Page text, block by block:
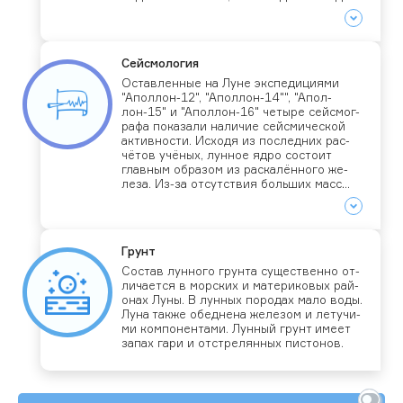
Сей­смо­логия
Ос­тавлен­ные на Лу­не эк­спе­дици­ями
"Апол­лон-12", "Апол­лон-14"", "Апол­
лон-15" и "Апол­лон-16" че­тыре сей­смог­
ра­фа по­каза­ли на­личие сей­сми­чес­кой
ак­тивнос­ти. Ис­хо­дя из пос­ледних рас­
чё­тов учё­ных, лун­ное яд­ро сос­то­ит
глав­ным об­ра­зом из рас­ка­лён­но­го же­
леза. Из-за от­сутс­твия боль­ших масс
Грунт
Сос­тав лун­но­го грун­та су­щес­твен­но от­
ли­ча­ет­ся в мор­ских и ма­тери­ковых рай­
онах Лу­ны. В лун­ных по­родах ма­ло во­ды.
Лу­на так­же обед­не­на же­лезом и ле­тучи­
ми ком­по­нен­та­ми. Лун­ный грунт име­ет
за­пах га­ри и отс­тре­лян­ных пис­то­нов.